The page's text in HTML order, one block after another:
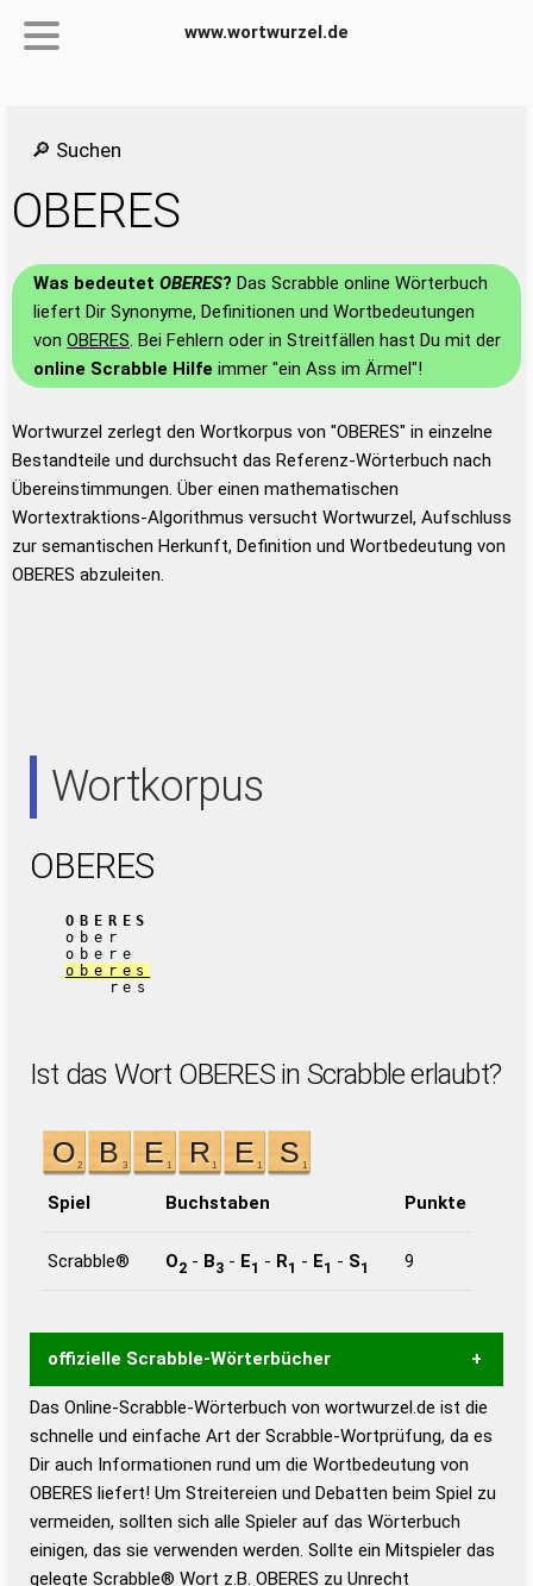
www.wortwurzel.de
🔎 Suchen
OBERES
Was bedeutet OBERES? Das Scrabble online Wörterbuch
liefert Dir Synonyme, Definitionen und Wortbedeutungen
von OBERES. Bei Fehlern oder in Streitfällen hast Du mit der
online Scrabble Hilfe immer "ein Ass im Ärmel"!
Wortwurzel zerlegt den Wortkorpus von "OBERES" in einzelne
Bestandteile und durchsucht das Referenz-Wörterbuch nach
Übereinstimmungen. Über einen mathematischen
Wortextraktions-Algorithmus versucht Wortwurzel, Aufschluss
zur semantischen Herkunft, Definition und Wortbedeutung von
OBERES abzuleiten.
Wortkorpus
OBERES
OBERES
ober
obere
oberes
res
Ist das Wort OBERES in Scrabble erlaubt?
Spiel Buchstaben Punkte
Scrabble® O2 - B3 - E1 - R1 - E1 - S1 9
offizielle Scrabble-Wörterbücher
Wortwurzel liefert mit Hilfe eines semantischen
Wortanalyse-Algorithmus gute Anhaltspunkte zu
Wortbedeutung, Worttrennung und Wortform, um die
Gültigkeit eines Wortes für das Scrabble-Spiel zu
bestimmen!
zugelassene Turnier Scrabble-
Wörterbücher sind:
Das Online-Scrabble-Wörterbuch von wortwurzel.de ist die
schnelle und einfache Art der Scrabble-Wortprüfung, da es
Dir auch Informationen rund um die Wortbedeutung von
OBERES liefert! Um Streitereien und Debatten beim Spiel zu
vermeiden, sollten sich alle Spieler auf das Wörterbuch
einigen, das sie verwenden werden. Sollte ein Mitspieler das
gelegte Scrabble® Wort z.B. OBERES zu Unrecht